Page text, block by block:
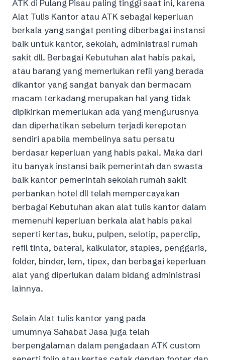
ATK di Pulang Pisau paling tinggi saat ini, karena
Alat Tulis Kantor atau ATK sebagai keperluan
berkala yang sangat penting diberbagai instansi
baik untuk kantor, sekolah, administrasi rumah
sakit dll. Berbagai Kebutuhan alat habis pakai,
atau barang yang memerlukan refil yang berada
dikantor yang sangat banyak dan bermacam
macam terkadang merupakan hal yang tidak
dipikirkan memerlukan ada yang mengurusnya
dan diperhatikan sebelum terjadi kerepotan
sendiri apabila membelinya satu persatu
berdasar keperluan yang habis pakai. Maka dari
itu banyak instansi baik pemerintah dan swasta
baik kantor pemerintah sekolah rumah sakit
perbankan hotel dll telah mempercayakan
berbagai Kebutuhan akan alat tulis kantor dalam
memenuhi keperluan berkala alat habis pakai
seperti kertas, buku, pulpen, selotip, paperclip,
refil tinta, baterai, kalkulator, staples, penggaris,
folder, binder, lem, tipex, dan berbagai keperluan
alat yang diperlukan dalam bidang administrasi
lainnya.
Selain Alat tulis kantor yang pada
umumnya Sahabat Jasa juga telah
berpengalaman dalam pengadaan ATK custom